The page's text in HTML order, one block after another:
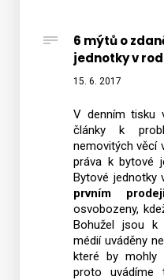
6 mýtů o
jednotky v
15. 6. 2017
V denním tisku
články k
nemovitých věcí
práva k bytové
Bytové jednotky
prvním
osvobozeny,
Bohužel jsou
médií uváděny
které by mohly
proto uvádíme